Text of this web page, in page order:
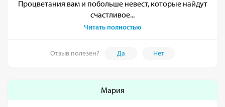
Процветания вам и побольше невест, которые найдут
счастливое...
Читать полностью
Отзыв полезен? Да Нет
Мария